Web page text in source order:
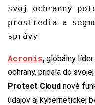
svoj ochranný
prostredia a
správy
Acronis, globálny
ochrany, pridala do
Protect Cloud nové
údajov aj kybernetickej